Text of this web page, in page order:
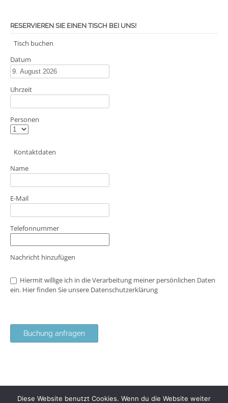
RESERVIEREN SIE EINEN TISCH BEI UNS!
Tisch buchen
Datum
Uhrzeit
Personen
Kontaktdaten
Name
E-Mail
Telefonnummer
Nachricht hinzufügen
ein. Hier finden Sie unsere Datenschutzerklärung
Buchung anfragen
Diese Website benutzt Cookies. Wenn du die Website weiter